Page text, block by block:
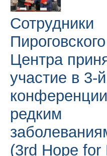
Сотрудники
Пироговского
Центра
участие в 3-й
редким
(3rd Hope for